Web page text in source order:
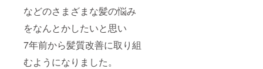
などのさまざまな髪の悩み
をなんとかしたいと思い
7年前から髪質改善に取り組
むようになりました。